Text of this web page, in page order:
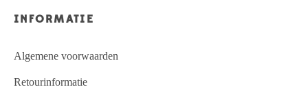
INFORMATIE
Algemene voorwaarden
Retourinformatie